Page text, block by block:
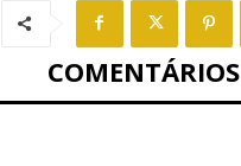
COMENTÁRIOS